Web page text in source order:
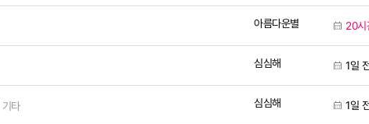
아름다운별 20시
심심해 1일
기타 심심해 1일